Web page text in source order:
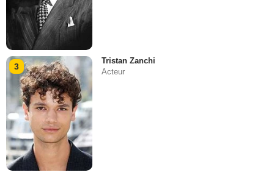
3
Tristan Zanchi
Acteur